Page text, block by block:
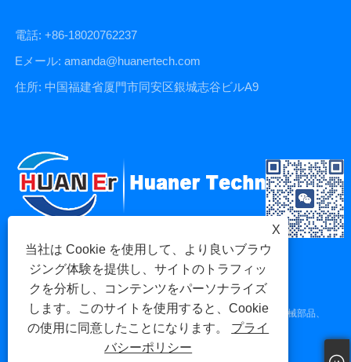
電話: +86-18020762237
Eメール: amanda@huanertech.com
住所: 中国福建省厦門市同安区銀城志谷ビルA9
Copyright © 2023 Xiamen Huaner Technology Co., Ltd - CNC 機械部品、
X
当社は Cookie を使用して、より良いブラウ
ジング体験を提供し、サイトのトラフィッ
クを分析し、コンテンツをパーソナライズ
します。このサイトを使用すると、Cookie
の使用に同意したことになります。 プライ
バシーポリシー